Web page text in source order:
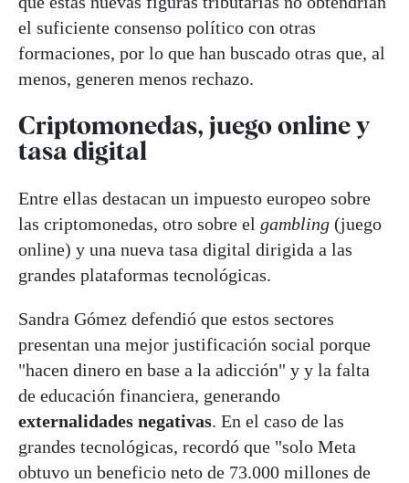
el suficiente consenso político con otras
formaciones, por lo que han buscado otras que, al
menos, generen menos rechazo.
Criptomonedas, juego online y
tasa digital
Entre ellas destacan un impuesto europeo sobre
las criptomonedas, otro sobre el gambling (juego
online) y una nueva tasa digital dirigida a las
grandes plataformas tecnológicas.
Sandra Gómez defendió que estos sectores
presentan una mejor justificación social porque
"hacen dinero en base a la adicción" y y la falta
de educación financiera, generando
externalidades negativas. En el caso de las
grandes tecnológicas, recordó que "solo Meta
obtuvo un beneficio neto de 73.000 millones de